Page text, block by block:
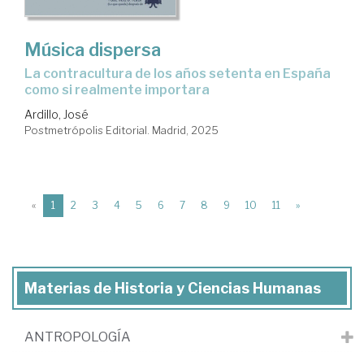
Música dispersa
La contracultura de los años setenta en España
como si realmente importara
Ardillo, José
Postmetrópolis Editorial. Madrid, 2025
« 1 (current)
2 3 4 5 6 7 8 9 10 11 »
Materias de Historia y Ciencias Humanas
ANTROPOLOGÍA